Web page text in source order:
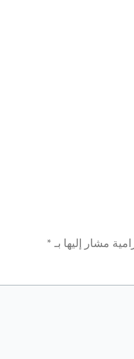
مشار إليها بـ *